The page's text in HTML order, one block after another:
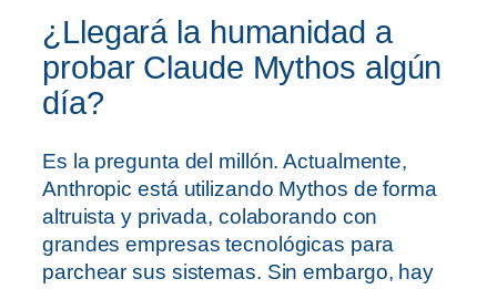
¿Llegará la humanidad a
probar Claude Mythos algún
día?
Es la pregunta del millón. Actualmente,
Anthropic está utilizando Mythos de forma
altruista y privada, colaborando con
grandes empresas tecnológicas para
parchear sus sistemas. Sin embargo, hay